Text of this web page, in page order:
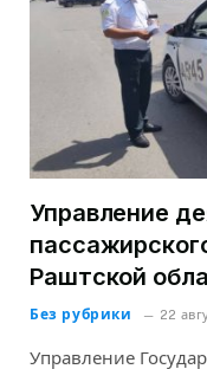
Управление
Раштской
Без рубрики 22
Управление